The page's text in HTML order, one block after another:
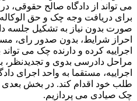
می تواند از دادگاه صالح حقوقی،
برای دریافت وجه چک و حق
صورت بدون نیاز به تشکیل جلسه
احراز شرایط، بدون صدور رای،
اجراییه کرده و دارنده چک می
مراحل دادرسی بدوی و تجدیدنظر،
اجراییه، مستقما به واحد اجرای
طلب خود اقدام کند. در بخش بعدی
چک صیادی می پردازیم.